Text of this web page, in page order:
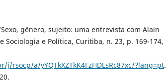
gênero, sujeito: uma entrevista com Alain
Sociologia e Política, Curitiba, n. 23, p. 169-174,
rsocp/a/yYQTkXZTkK4FzHDLsRc87xc/?lang=pt.